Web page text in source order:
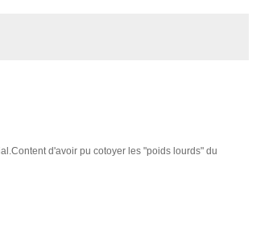
d'avoir pu cotoyer les "poids lourds" du